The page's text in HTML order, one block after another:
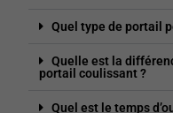
Quel type de portail
Quelle est la
portail coulissant ?
Quel est le temps